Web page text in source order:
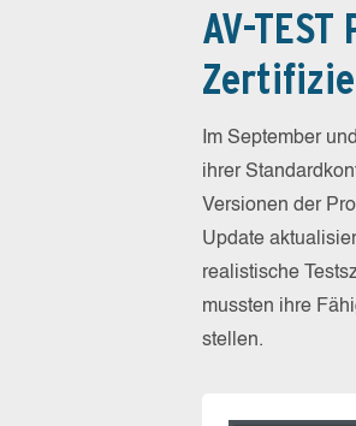
AV-
Im September
ihrer
Versionen der
Update
realistische
mussten ihre
stellen.